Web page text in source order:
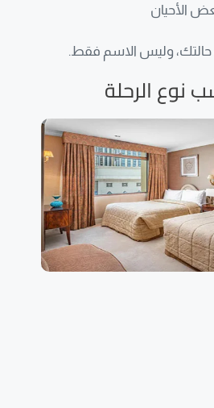
الأحيان
حالتك، وليس الاسم فقط.
نوع الرحلة